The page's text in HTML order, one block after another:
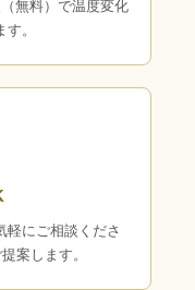
無料）で温度変化
。
軽にご相談くださ
案します。